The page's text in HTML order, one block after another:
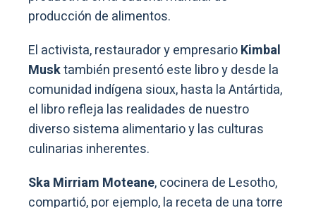
producción de alimentos.
El activista, restaurador y empresarioKimbal
Musktambién presentó este libro y desde la
comunidad indígena sioux, hasta la Antártida,
el libro refleja las realidades de nuestro
diverso sistema alimentario y las culturas
culinarias inherentes.
Ska Mirriam Moteane, cocinera de Lesotho,
compartió, por ejemplo, la receta de una torre